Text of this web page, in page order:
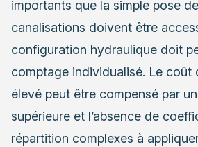
importants que la simple pose
canalisations doivent être
configuration hydraulique doit
comptage individualisé. Le coût
élevé peut être compensé par
supérieure et l’absence de
répartition complexes à